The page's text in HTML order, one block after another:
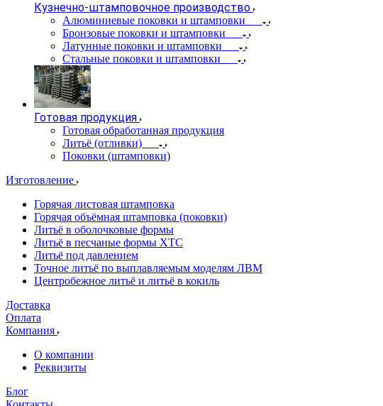
Кузнечно-штамповочное производство
Алюминиевые поковки и штамповки
Бронзовые поковки и штамповки
Латунные поковки и штамповки
Стальные поковки и штамповки
Готовая продукция
Готовая обработанная продукция
Литьё (отливки)
Поковки (штамповки)
Изготовление
Горячая листовая штамповка
Горячая объёмная штамповка (поковки)
Литьё в оболочковые формы
Литьё в песчаные формы ХТС
Литьё под давлением
Точное литьё по выплавляемым моделям ЛВМ
Центробежное литьё и литьё в кокиль
Доставка
Оплата
Компания
О компании
Реквизиты
Блог